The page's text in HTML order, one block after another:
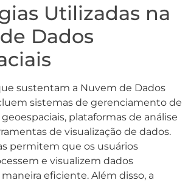
Utilizadas na
Dados
sustentam a Nuvem de Dados
sistemas de gerenciamento de
plataformas de análise
de visualização de dados.
permitem que os usuários
e visualizem dados
eficiente. Além disso, a